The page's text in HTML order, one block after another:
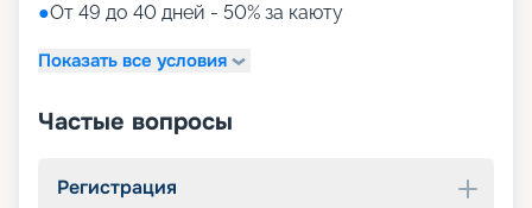
●От 49 до 40 дней - 50% за каюту
Показать все условия
Частые вопросы
Регистрация